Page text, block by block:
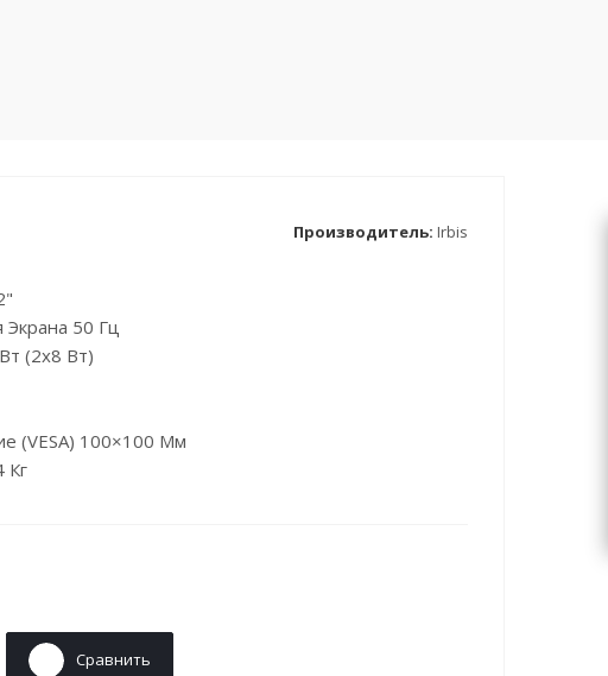
Производитель: Irbis
Экрана 50 Гц
(2х8 Вт)
(VESA) 100×100 Мм
Кг
Сравнить